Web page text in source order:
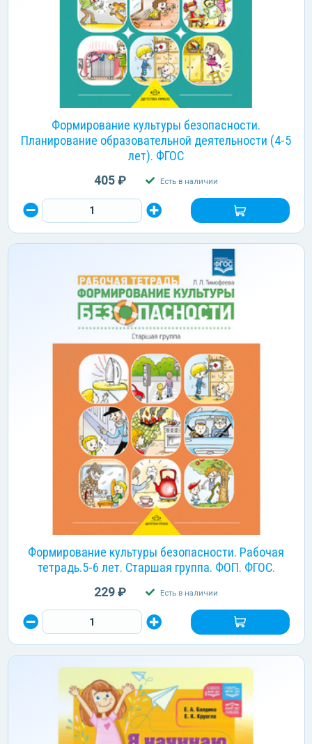
Формирование культуры безопасности.
Планирование образовательной деятельности (4-5
лет). ФГОС
405 ₽ Есть в наличии
Формирование культуры безопасности. Рабочая
тетрадь.5-6 лет. Старшая группа. ФОП. ФГОС.
229 ₽ Есть в наличии